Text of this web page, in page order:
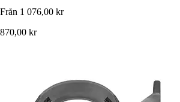
Från 1 076,00 kr
870,00 kr